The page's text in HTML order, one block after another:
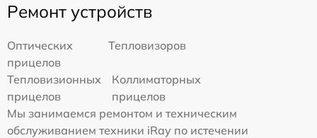
Ремонт устройств
Оптических
прицелов
Тепловизоров
Тепловизионных
прицелов
Коллиматорных
прицелов
Мы занимаемся ремонтом и техническим
обслуживанием техники iRay по истечении